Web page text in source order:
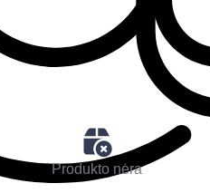
Produkto nėra